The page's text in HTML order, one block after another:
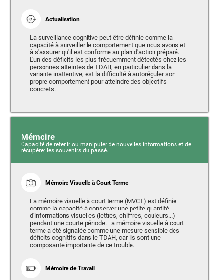
Actualisation
La surveillance cognitive peut être définie comme la
capacité à surveiller le comportement que nous avons et
à s'assurer qu'il est conforme au plan d'action préparé.
L'un des déficits les plus fréquemment détectés chez les
personnes atteintes de TDAH, en particulier dans la
variante inattentive, est la difficulté à autoréguler son
propre comportement pour atteindre des objectifs
concrets.
Mémoire
Capacité de retenir ou manipuler de nouvelles informations et de
récupérer les souvenirs du passé.
Mémoire Visuelle à Court Terme
La mémoire visuelle à court terme (MVCT) est définie
comme la capacité à conserver une petite quantité
d'informations visuelles (lettres, chiffres, couleurs...)
pendant une courte période. La mémoire visuelle à court
terme a été signalée comme une mesure sensible des
déficits cognitifs dans le TDAH, car ils sont une
composante importante de ce trouble.
Mémoire de Travail